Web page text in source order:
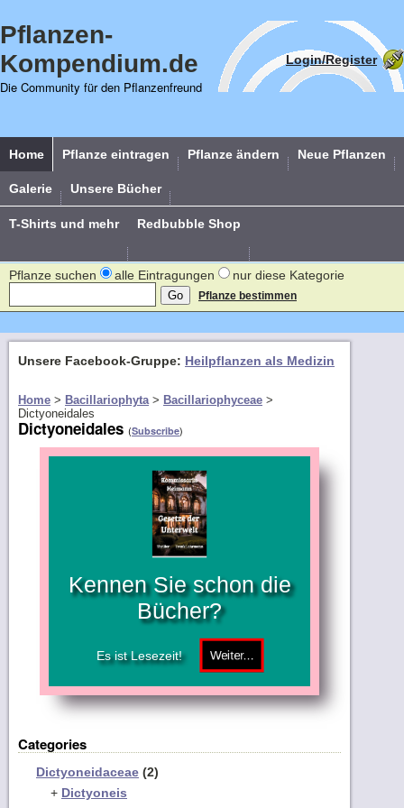
Login/Register
Pflanzen-
Kompendium.de
Die Community für den Pflanzenfreund
Home Pflanze eintragen Pflanze ändern Neue Pflanzen
Galerie Unsere Bücher
T-Shirts und mehr Redbubble Shop
Pflanze suchen alle Eintragungen nur diese Kategorie
Pflanze bestimmen
Unsere Facebook-Gruppe: Heilpflanzen als Medizin
Home > Bacillariophyta > Bacillariophyceae >
Dictyoneidales
Dictyoneidales (Subscribe)
Kennen Sie schon die
Bücher?
Es ist Lesezeit!
Categories
Dictyoneidaceae (2)
+ Dictyoneis